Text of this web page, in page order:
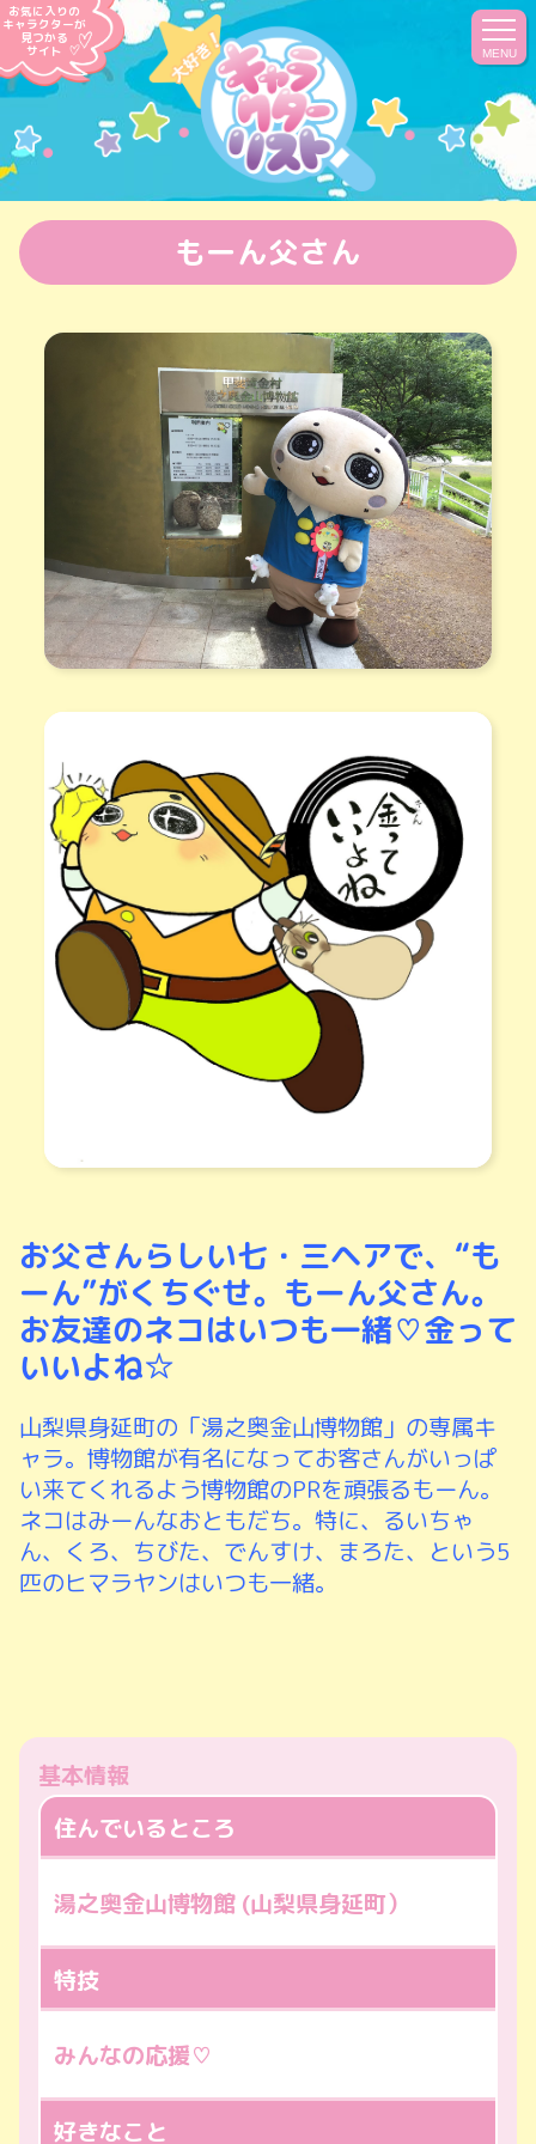
MENU
お気に入りの
キャラクターが
見つかる
サイト
もーん父さん
お父さんらしい七・三ヘアで、“も
ーん”がくちぐせ。 もーん父さん。
お友達のネコはいつも一緒♡金って
いいよね☆
山梨県身延町の「湯之奥金山博物館」の専属キ
ャラ。博物館が有名になってお客さんがいっぱ
い来てくれるよう博物館のPRを頑張るもーん。
ネコはみーんなおともだち。特に、るいちゃ
ん、くろ、ちびた、でんすけ、まろた、という5
匹のヒマラヤンはいつも一緒。
基本情報
住んでいるところ
湯之奥金山博物館 (山梨県身延町）
特技
みんなの応援♡
好きなこと